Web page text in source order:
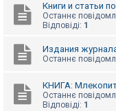
Книги и статьи
Останнє
Відповіді: 1
Издания
Останнє
КНИГА:
Останнє
Відповіді: 1